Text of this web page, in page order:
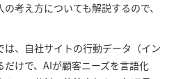
考え方についても解説するので、
、自社サイトの行動データ（イン
けで、AIが顧客ニーズを言語化